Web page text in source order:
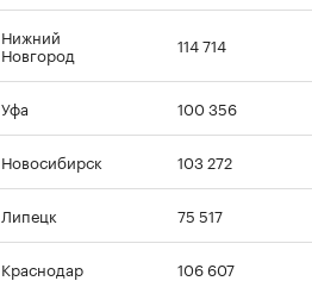
Нижний
Новгород 114 714
Уфа 100 356
Новосибирск 103 272
Липецк 75 517
Краснодар 106 607